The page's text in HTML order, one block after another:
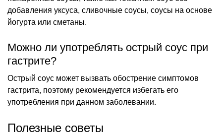
добавления уксуса, сливочные соусы, соусы на основе
йогурта или сметаны.
Можно ли употреблять острый соус при
гастрите?
Острый соус может вызвать обострение симптомов
гастрита, поэтому рекомендуется избегать его
употребления при данном заболевании.
Полезные советы